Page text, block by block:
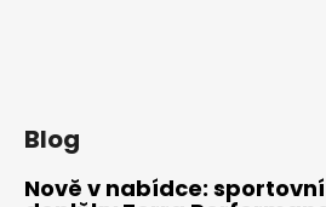
Blog
Nově v nabídce: